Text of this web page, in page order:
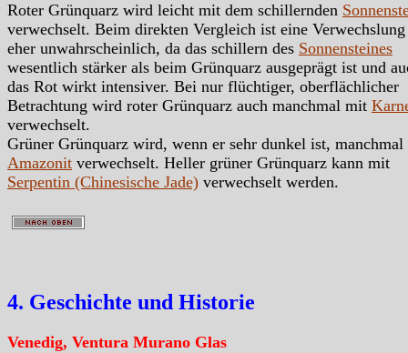
Roter Grünquarz wird leicht mit dem schillernden
verwechselt. Beim direkten Vergleich ist eine Verwechslung
eher unwahrscheinlich, da das schillern des Sonnensteines
wesentlich stärker als beim Grünquarz ausgeprägt ist und
das Rot wirkt intensiver. Bei nur flüchtiger, oberflächlicher
Betrachtung wird roter Grünquarz auch manchmal mit
verwechselt.
Grüner Grünquarz wird, wenn er sehr dunkel ist,
Amazonit verwechselt. Heller grüner Grünquarz kann mit
Serpentin (Chinesische Jade) verwechselt werden.
4. Geschichte und Historie
Venedig, Ventura Murano Glas